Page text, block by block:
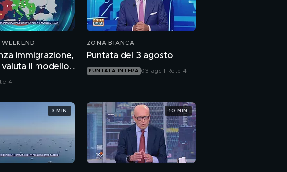
immigrazione,
valuta il modello
4
ZONA BIANCA
Puntata del 3 agosto
PUNTATA INTERA 03 ago | Rete 4
3 MIN 10 MIN